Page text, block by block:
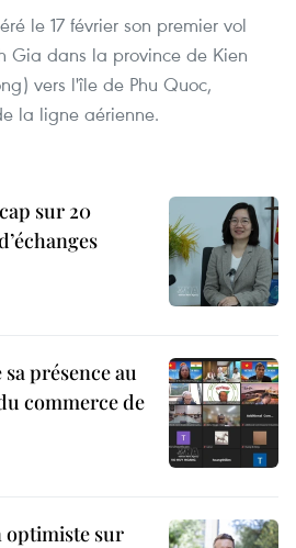
le 17 février son premier vol
Gia dans la province de Kien
vers l'île de Phu Quoc,
la ligne aérienne.
sur 20
présence au
commerce de
optimiste sur